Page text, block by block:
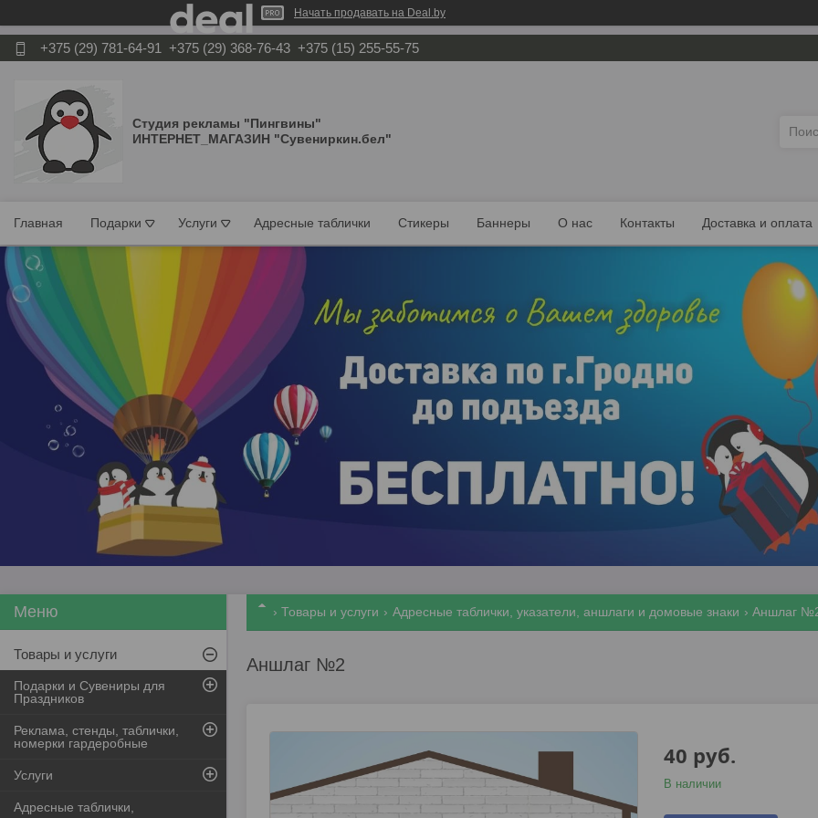
Начать продавать на Deal.by
+375 (29) 781-64-91 +375 (29) 368-76-43 +375 (15) 255-55-75
Студия рекламы "Пингвины"
ИНТЕРНЕТ_МАГАЗИН "Сувениркин.бел"
Главная Подарки Услуги Адресные таблички Стикеры Баннеры О нас Контакты Доставка и оплата
Товары и услуги Адресные таблички, указатели, аншлаги и домовые знаки Аншлаг
Аншлаг №2
40 руб.
В наличии
Товары и услуги
Подарки и Сувениры для
Праздников
Реклама, стенды, таблички,
номерки гардеробные
Услуги
Адресные таблички,